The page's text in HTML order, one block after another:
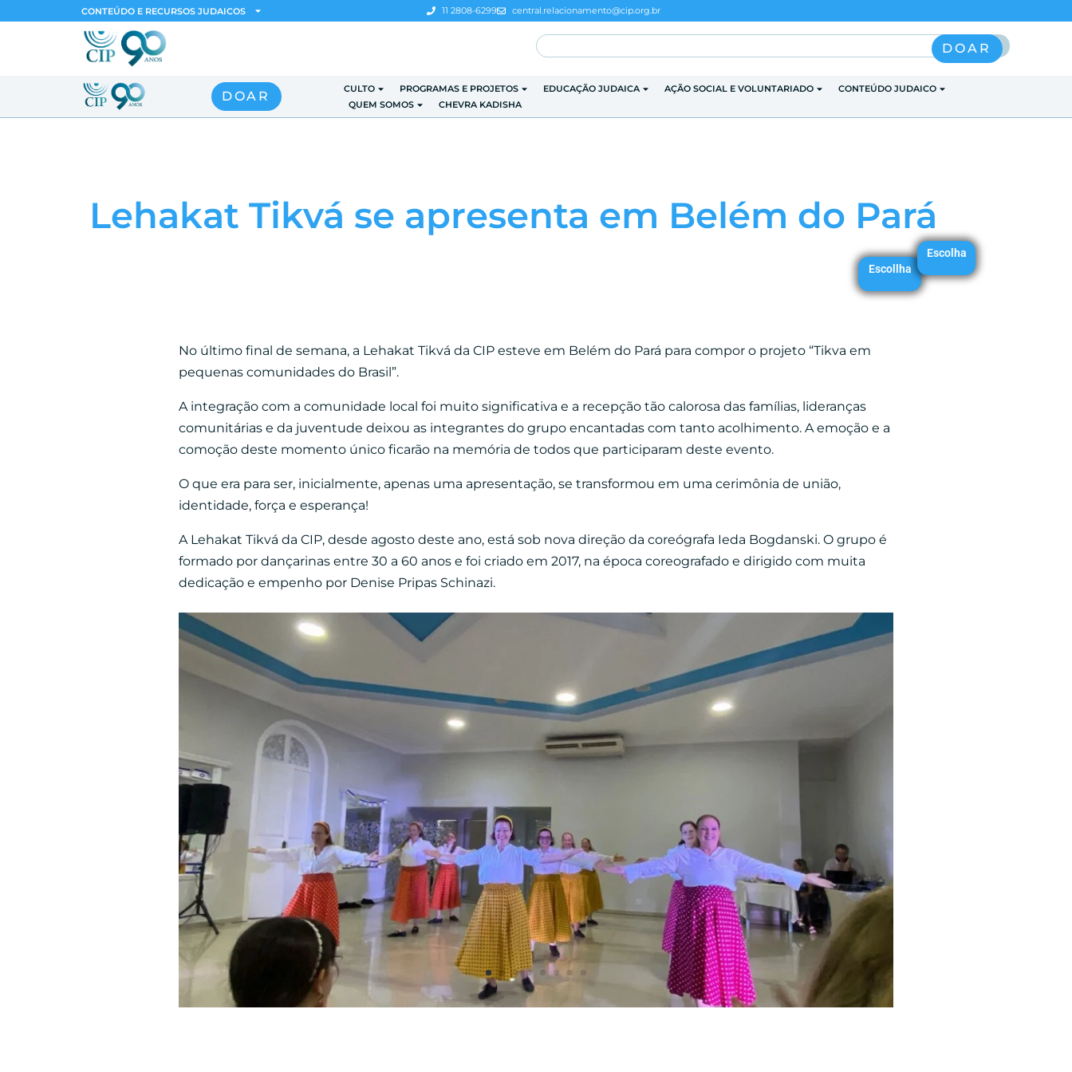
CONTEÚDO E RECURSOS JUDAICOS 11 2808-6299 central.relacionamento@cip.org.br
Pesquisar
DOAR
DOAR CULTO PROGRAMAS E PROJETOS EDUCAÇÃO JUDAICA AÇÃO SOCIAL E VOLUNTARIADO
CONTEÚDO JUDAICO
QUEM SOMOS
CHEVRA KADISHA
Lehakat Tikvá se apresenta em Belém do Pará
Escollha
Escolha
No último final de semana, a Lehakat Tikvá da CIP esteve em Belém do Pará para compor o projeto “Tikva em
pequenas comunidades do Brasil”.
A integração com a comunidade local foi muito significativa e a recepção tão calorosa das famílias, lideranças
comunitárias e da juventude deixou as integrantes do grupo encantadas com tanto acolhimento. A emoção e a
comoção deste momento único ficarão na memória de todos que participaram deste evento.
O que era para ser, inicialmente, apenas uma apresentação, se transformou em uma cerimônia de união,
identidade, força e esperança!
A Lehakat Tikvá da CIP, desde agosto deste ano, está sob nova direção da coreógrafa Ieda Bogdanski. O grupo é
formado por dançarinas entre 30 a 60 anos e foi criado em 2017, na época coreografado e dirigido com muita
dedicação e empenho por Denise Pripas Schinazi.